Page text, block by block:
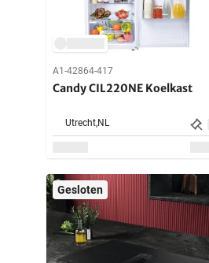
A1-42864-417
Candy CIL220NE Koelkast
Utrecht,NL
Gesloten